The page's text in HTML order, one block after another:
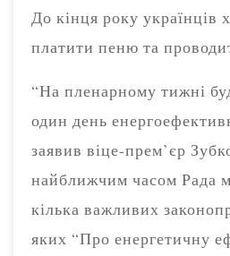
До кінця року українців
платити пеню та
“На пленарному тижні
один день
заявив віце-прем’єр
найближчим часом Рада
кілька важливих
яких “Про енергетичну